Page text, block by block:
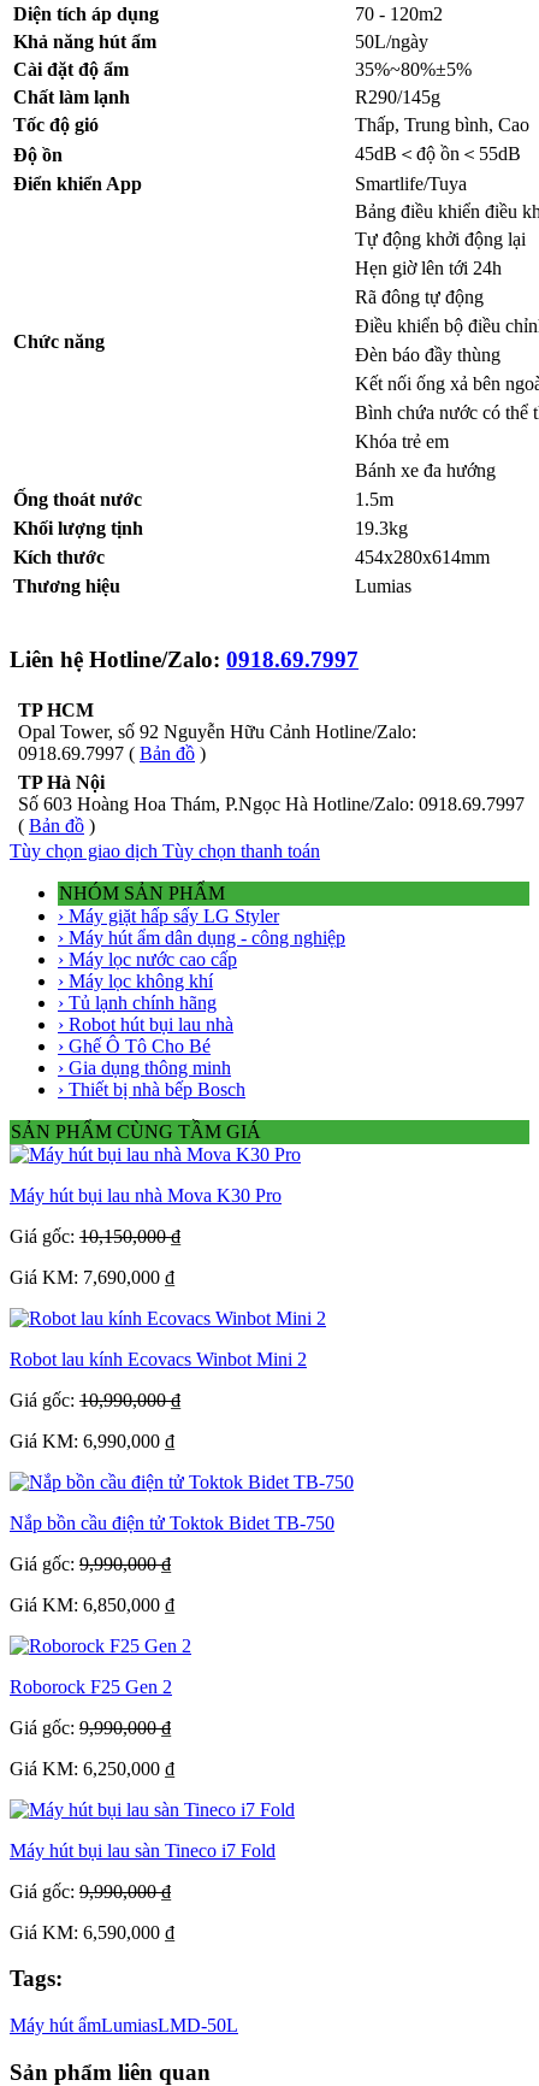
Diện tích áp dụng
70 - 120m2
Khả năng hút ẩm
50L/ngày
Cài đặt độ ẩm
35%~80%±5%
Chất làm lạnh
R290/145g
Tốc độ gió
Thấp, Trung bình, Cao
Độ ồn
45dB＜độ ồn＜55dB
Điển khiển App
Smartlife/Tuya
Chức năng
Bảng điều khiển điều
Tự động khởi động lại
Hẹn giờ lên tới 24h
Rã đông tự động
Điều khiển bộ điều
Đèn báo đầy thùng
Kết nối ống xả bên
Bình chứa nước có thể
Khóa trẻ em
Bánh xe đa hướng
Ống thoát nước
1.5m
Khối lượng tịnh
19.3kg
Kích thước
454x280x614mm
Thương hiệu
Lumias
Liên hệ Hotline/Zalo: 0918.69.7997
TP HCM
Opal Tower, số 92 Nguyễn Hữu Cảnh Hotline/Zalo:
0918.69.7997 ( Bản đồ )
TP Hà Nội
Số 603 Hoàng Hoa Thám, P.Ngọc Hà Hotline/Zalo: 0918.69.7997
( Bản đồ )
Tùy chọn giao dịch Tùy chọn thanh toán
NHÓM SẢN PHẨM
› Máy giặt hấp sấy LG Styler
› Máy hút ẩm dân dụng - công nghiệp
› Máy lọc nước cao cấp
› Máy lọc không khí
› Tủ lạnh chính hãng
› Robot hút bụi lau nhà
› Ghế Ô Tô Cho Bé
› Gia dụng thông minh
› Thiết bị nhà bếp Bosch
SẢN PHẨM CÙNG TẦM GIÁ
Máy hút bụi lau nhà Mova K30 Pro
Giá gốc: 10,150,000 ₫
Giá KM: 7,690,000 ₫
Robot lau kính Ecovacs Winbot Mini 2
Giá gốc: 10,990,000 ₫
Giá KM: 6,990,000 ₫
Nắp bồn cầu điện tử Toktok Bidet TB-750
Giá gốc: 9,990,000 ₫
Giá KM: 6,850,000 ₫
Roborock F25 Gen 2
Giá gốc: 9,990,000 ₫
Giá KM: 6,250,000 ₫
Máy hút bụi lau sàn Tineco i7 Fold
Giá gốc: 9,990,000 ₫
Giá KM: 6,590,000 ₫
Tags:
Máy hút ẩmLumiasLMD-50L
Sản phẩm liên quan